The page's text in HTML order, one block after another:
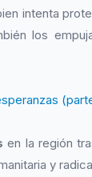
intenta
los
en la región
y